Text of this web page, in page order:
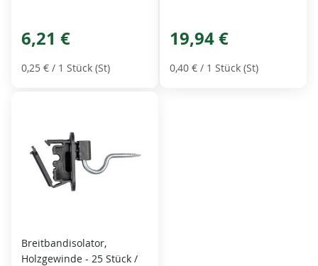
6,21 €
0,25 € / 1 Stück (St)
19,94 €
0,40 € / 1 Stück (St)
Breitbandisolator,
Holzgewinde - 25 Stück /